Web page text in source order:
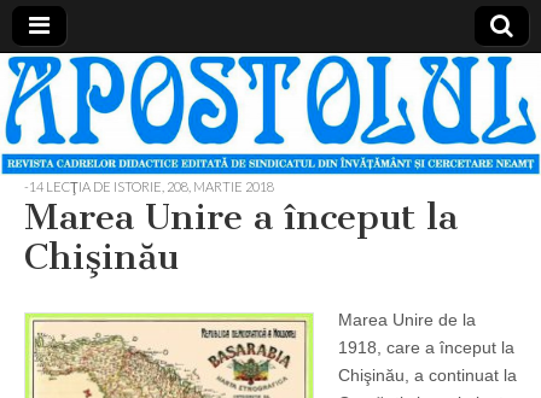
Apostolul
Revista
cadrelor
didactice
din
judetul
Neamt
-14 LECŢIA DE ISTORIE 208, MARTIE 2018
Marea Unire a început la
Chişinău
Marea Unire de la
1918, care a început la
Chişinău, a continuat la